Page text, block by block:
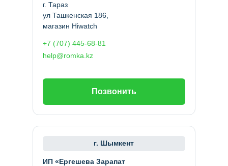
ИП «Ергешева Зарапат
г. Шымкент
г. Тараз
ул Ташкенская 186,
магазин Hiwatch
help@romka.kz
Позвонить
+7 (707) 445-68-81